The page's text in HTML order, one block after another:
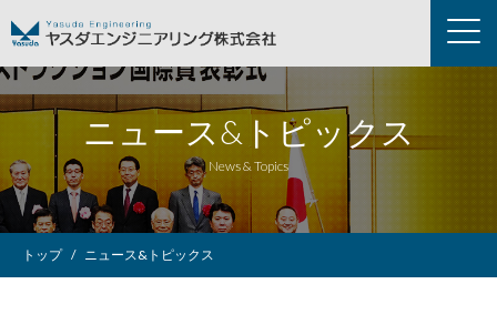
ニュース&トピックス
News & Topics
トップ ニュース&トピックス